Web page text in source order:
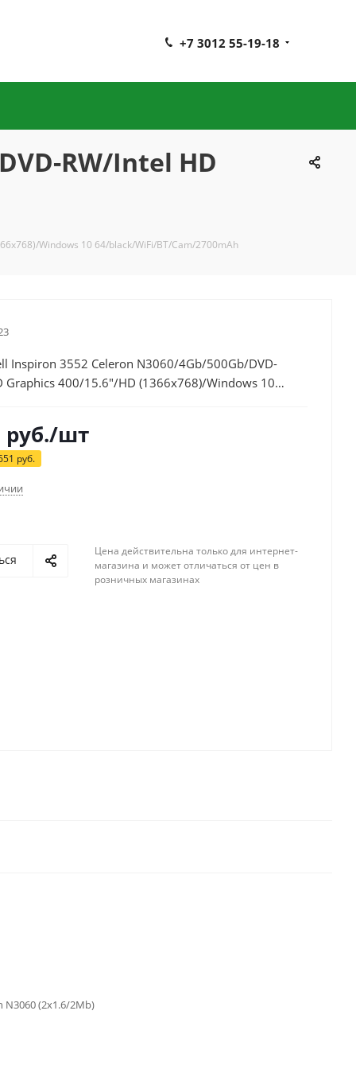
+7 3012 55-19-18
RW/Intel HD
Windows 10 64/black/WiFi/BT/Cam/2700mAh
Inspiron 3552 Celeron N3060/4Gb/500Gb/DVD-
Graphics 400/15.6"/HD (1366x768)/Windows 10
руб./шт
руб.
Цена действительна только для интернет-
магазина и может отличаться от цен в
розничных магазинах
N3060 (2x1.6/2Mb)